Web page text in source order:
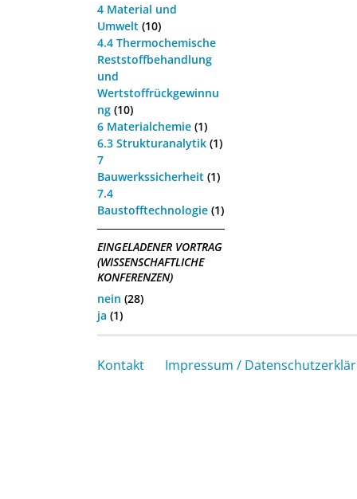
4 Material und
Umwelt (10)
4.4 Thermochemische
Reststoffbehandlung
und
Wertstoffrückgewinnu
ng (10)
6 Materialchemie (1)
6.3 Strukturanalytik (1)
7
Bauwerkssicherheit (1)
7.4
Baustofftechnologie (1)
EINGELADENER VORTRAG
(WISSENSCHAFTLICHE
KONFERENZEN)
nein (28)
ja (1)
Kontakt Impressum /